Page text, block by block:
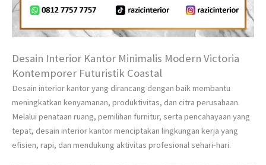
Desain Interior Kantor Minimalis Modern Victoria
Kontemporer Futuristik Coastal
Desain interior kantor yang dirancang dengan baik membantu
meningkatkan kenyamanan, produktivitas, dan citra perusahaan.
Melalui penataan ruang, pemilihan furnitur, serta pencahayaan yang
tepat, desain interior kantor menciptakan lingkungan kerja yang
efisien, rapi, dan mendukung aktivitas profesional sehari-hari.